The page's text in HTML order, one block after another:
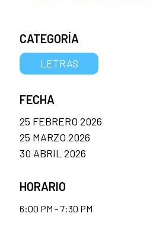
CATEGORÍA
LETRAS
FECHA
25 FEBRERO 2026
25 MARZO 2026
30 ABRIL 2026
HORARIO
6:00 PM - 7:30 PM